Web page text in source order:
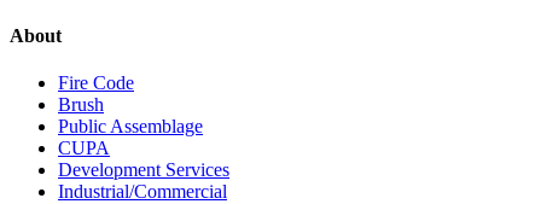
About
Fire Code
Brush
Public Assemblage
CUPA
Development Services
Industrial/Commercial